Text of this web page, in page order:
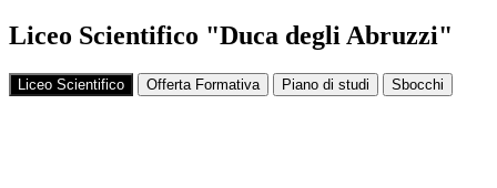
Liceo Scientifico "Duca degli Abruzzi"
Liceo Scientifico Offerta Formativa Piano di studi Sbocchi